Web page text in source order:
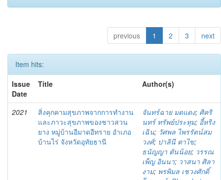
previous 1 2 3 next
Item hits:
Issue
Date
Title Author(s)
2021
สิ่งคุกคามสุขภาพจากการทำงาน
และภาวะสุขภาพของชาวสวน
ยาง หมู่บ้านอีมาดอีทราย อำเภอ
บ้านไร่ จังหวัดอุทัยธานี
จันทร์ฉาย มดแดง; ศิคริ
นทร์ ทรัพย์ประทุม; อี้หริง
เฉิน; วัศพล ไพรรัตน์สม
วงศ์; ปาลินี ตาไข;
ธนัญญา ตันน้อย; วรรณ
เพ็ญ อินนา; วาสนา ศิลา
งาม; พรพิมล เชวงศักดิ์